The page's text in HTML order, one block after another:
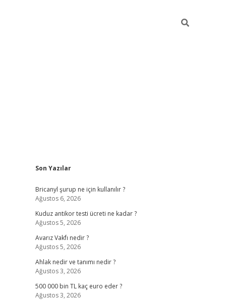
Sidebar
Son Yazılar
Bricanyl şurup ne için kullanılır ?
Ağustos 6, 2026
Kuduz antikor testi ücreti ne kadar ?
Ağustos 5, 2026
Avarız Vakfı nedir ?
Ağustos 5, 2026
Ahlak nedir ve tanımı nedir ?
Ağustos 3, 2026
500 000 bin TL kaç euro eder ?
Ağustos 3, 2026
vdcasino güncel giriş